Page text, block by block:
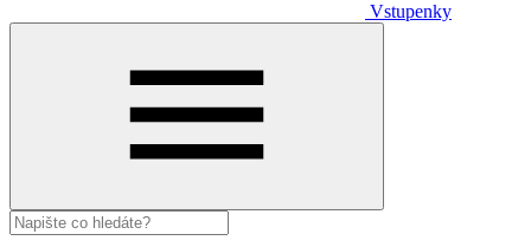
Vstupenky